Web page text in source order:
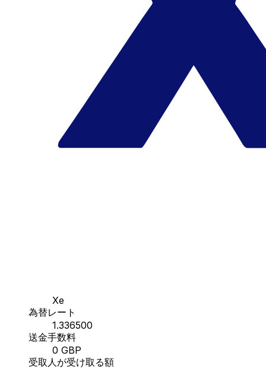
Xe
為替レート
1.336500
送金手数料
0 GBP
受取人が受け取る額